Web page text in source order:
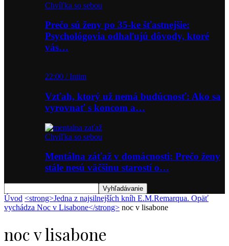
Chvíľka so sebou
Prečo sú ženy po 35-ke šťastnejšie:
Psychológovia odhaľujú dôvody, ktoré
vás…
22:00 / Intim
Vzťah, ktorý už nemá budúcnosť: Ako sa
vyrovnať s koncom a…
Chvíľka so sebou
Mentálna záťaž v domácnosti: Prečo ženy
stále nesú väčšinu starostí o…
Úvod <strong>Jedna z najsilnejších kníh E.M.Remarqua. Opäť
vychádza Noc v Lisabone</strong> noc v lisabone
noc v lisabone